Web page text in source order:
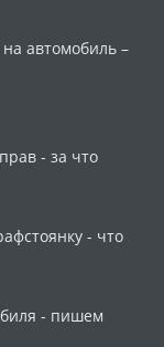
автомобиль –
- за что
- что
- пишем